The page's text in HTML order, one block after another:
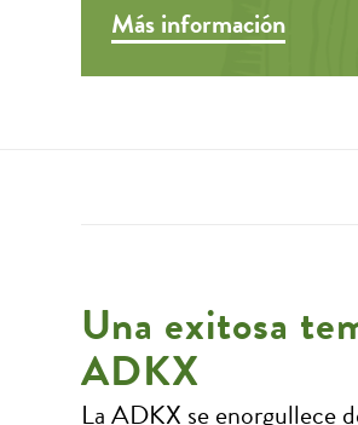
Más información
Una exitosa
ADKX
La ADKX se enorgullece